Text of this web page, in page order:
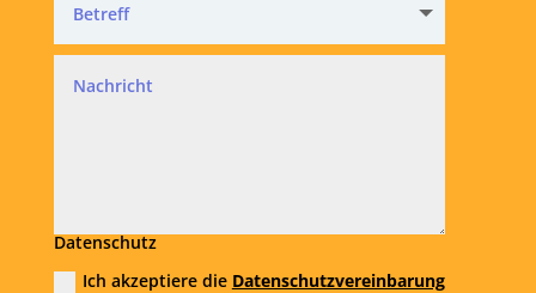
Datenschutz
Ich akzeptiere die Datenschutzvereinbarung